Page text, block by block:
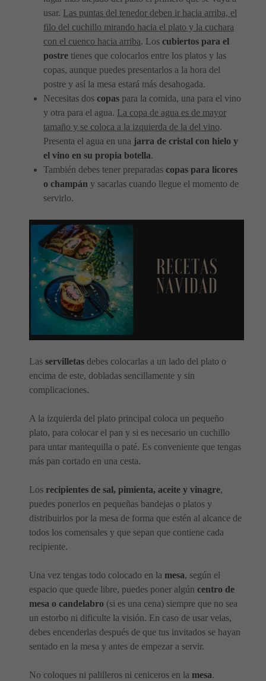
usar. Las puntas del tenedor deben ir hacia arriba, el
filo del cuchillo mirando hacia el plato y la cuchara
con el cuenco hacia arriba. Los cubiertos para el
postre tienes que colocarlos entre los platos y las
copas, aunque puedes presentarlos a la hora del
postre y así la mesa estará más desahogada.
Necesitas dos copas para la comida, una para el vino
y otra para el agua. La copa de agua es de mayor
tamaño y se coloca a la izquierda de la del vino.
Presenta el agua en una jarra de cristal con hielo y
el vino en su propia botella.
También debes tener preparadas copas para licores
o champán y sacarlas cuando llegue el momento de
servirlo.
Las servilletas debes colocarlas a un lado del plato o
encima de este, dobladas sencillamente y sin
complicaciones.
A la izquierda del plato principal coloca un pequeño
plato, para colocar el pan y si es necesario un cuchillo
para untar mantequilla o paté. Es conveniente que tengas
más pan cortado en una cesta.
Los recipientes de sal, pimienta, aceite y vinagre,
puedes ponerlos en pequeñas bandejas o platos y
distribuirlos por la mesa de forma que estén al alcance de
todos los comensales y que sepan que contiene cada
recipiente.
Una vez tengas todo colocado en la mesa, según el
espacio que quede libre, puedes poner algún centro de
mesa o candelabro (si es una cena) siempre que no sea
un estorbo ni dificulte la visión. En caso de usar velas,
debes encenderlas después de que tus invitados se hayan
sentado en la mesa y antes de empezar a servir.
No coloques ni palilleros ni ceniceros en la mesa.